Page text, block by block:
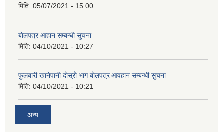
मिति: 05/07/2021 - 15:00
बाेलपत्र आहान सम्बन्धी सुचना
मिति: 04/10/2021 - 10:27
फुलबारी खानेपानी दाेस्राेे भाग बाेलपत्र आवहान सम्बन्धी सुचना
मिति: 04/10/2021 - 10:21
अन्य